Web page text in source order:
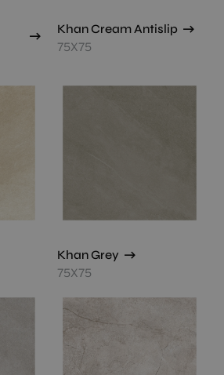
Khan Cream Antislip
75X75
Khan Grey
75X75